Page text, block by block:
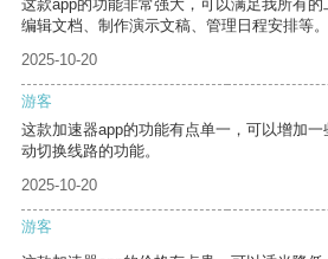
这款app的功能非常强大，可以满足我所有
编辑文档、制作演示文稿、管理日程安排等。
2025-10-20
游客
这款加速器app的功能有点单一，可以增加
动切换线路的功能。
2025-10-20
游客